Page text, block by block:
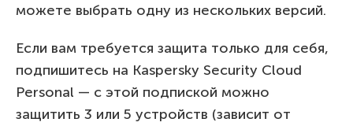
можете выбрать одну из нескольких версий.
Если вам требуется защита только для себя,
подпишитесь на Kaspersky Security Cloud
Personal — с этой подпиской можно
защитить 3 или 5 устройств (зависит от